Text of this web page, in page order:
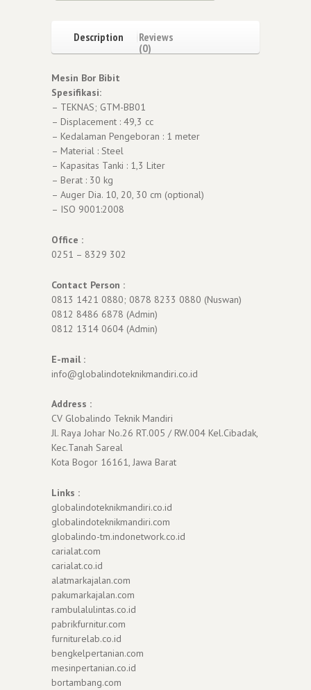
Description
Reviews
(0)
Mesin Bor Bibit
Spesifikasi:
– TEKNAS; GTM-BB01
– Displacement : 49,3 cc
– Kedalaman Pengeboran : 1 meter
– Material : Steel
– Kapasitas Tanki : 1,3 Liter
– Berat : 30 kg
– Auger Dia. 10, 20, 30 cm (optional)
– ISO 9001:2008
Office :
0251 – 8329 302
Contact Person :
0813 1421 0880; 0878 8233 0880 (Nuswan)
0812 8486 6878 (Admin)
0812 1314 0604 (Admin)
E-mail :
info@globalindoteknikmandiri.co.id
Address :
CV Globalindo Teknik Mandiri
Jl. Raya Johar No.26 RT.005 / RW.004 Kel.Cibadak,
Kec.Tanah Sareal
Kota Bogor 16161, Jawa Barat
Links :
globalindoteknikmandiri.co.id
globalindoteknikmandiri.com
globalindo-tm.indonetwork.co.id
carialat.com
carialat.co.id
alatmarkajalan.com
pakumarkajalan.com
rambulalulintas.co.id
pabrikfurnitur.com
furniturelab.co.id
bengkelpertanian.com
mesinpertanian.co.id
bortambang.com